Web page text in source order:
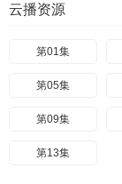
云播资源
第01集
第05集
第09集
第13集